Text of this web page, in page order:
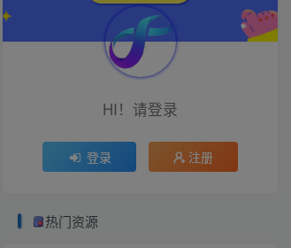
HI！请登录
登录 注册
热门资源